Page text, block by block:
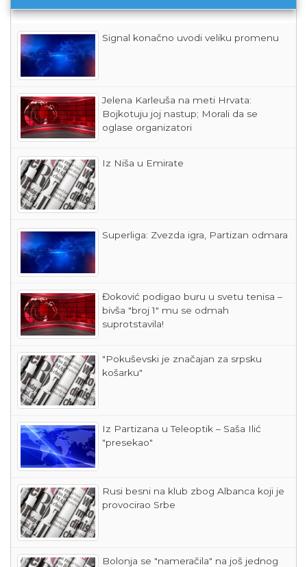
Signal konačno uvodi veliku promenu
Jelena Karleuša na meti Hrvata:
Bojkotuju joj nastup; Morali da se
oglase organizatori
Iz Niša u Emirate
Superliga: Zvezda igra, Partizan odmara
Đoković podigao buru u svetu tenisa –
bivša "broj 1" mu se odmah
suprotstavila!
"Pokuševski je značajan za srpsku
košarku"
Iz Partizana u Teleoptik – Saša Ilić
"presekao"
Rusi besni na klub zbog Albanca koji je
provocirao Srbe
Bolonja se "nameračila" na još jednog